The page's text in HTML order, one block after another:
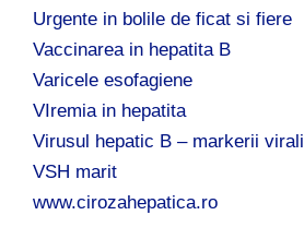
Urgente in bolile de ficat si fiere
Vaccinarea in hepatita B
Varicele esofagiene
VIremia in hepatita
Virusul hepatic B – markerii virali
VSH marit
www.cirozahepatica.ro